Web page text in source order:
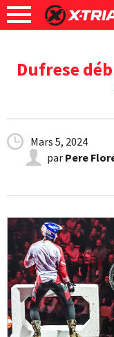
Dufrese
Mars 5, 2024
par Pere